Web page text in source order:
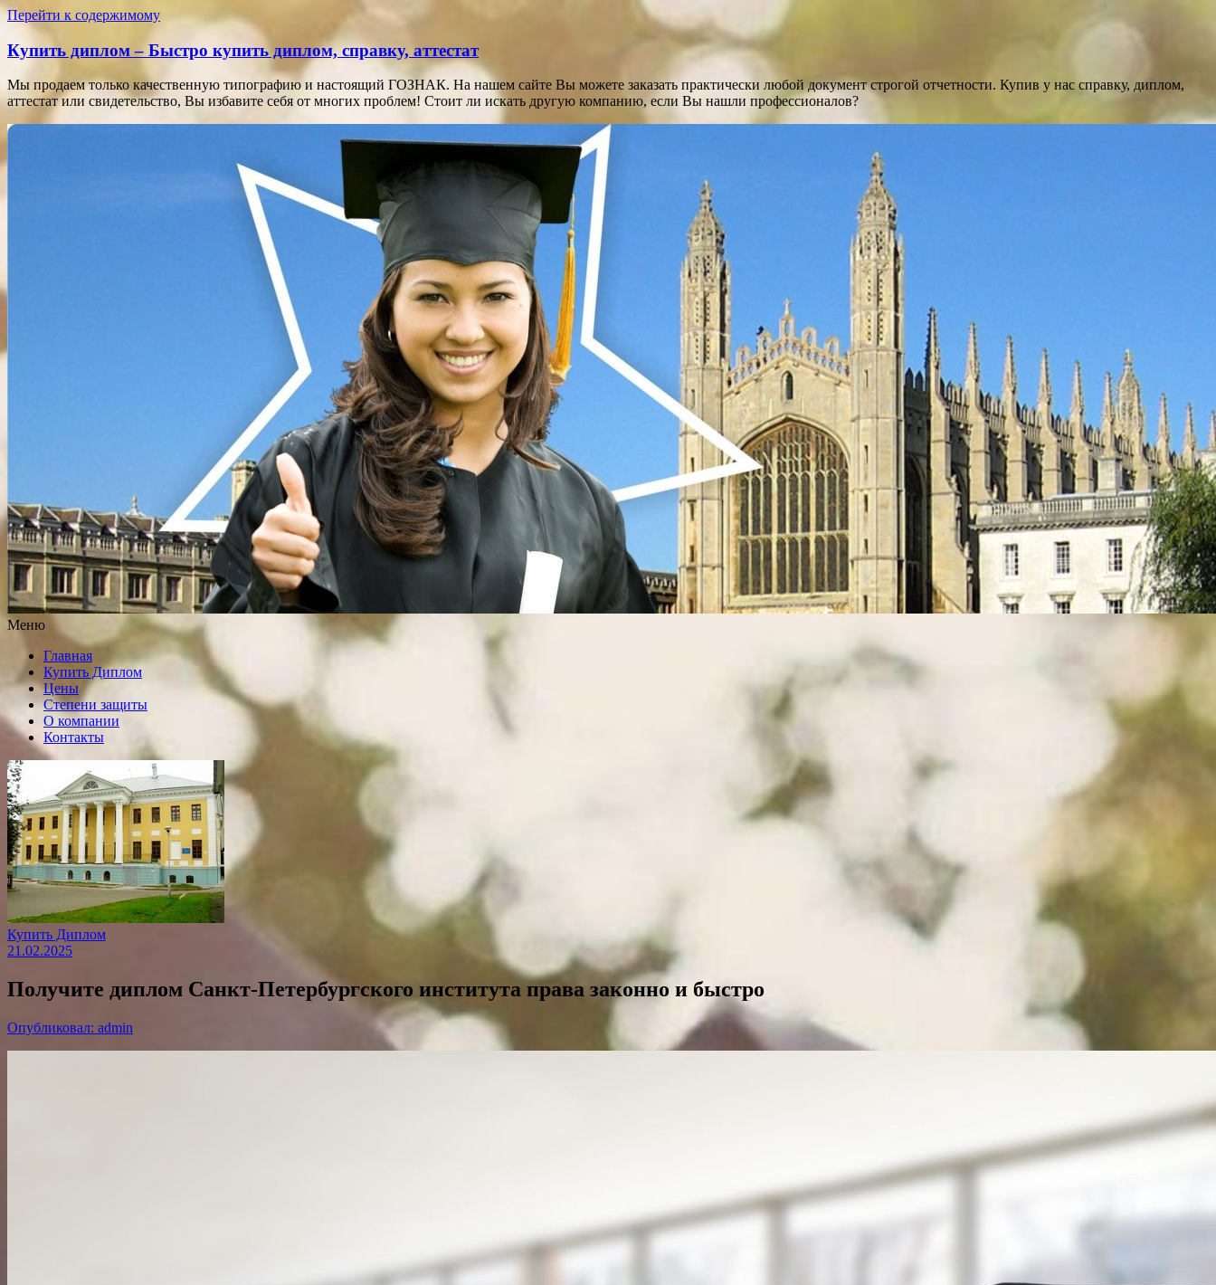
Перейти к содержимому
Купить диплом – Быстро купить диплом, справку, аттестат
Мы продаем только качественную типографию и настоящий ГОЗНАК. На нашем сайте Вы можете заказать практически любой документ строгой отчетности. Купив у нас справку, диплом,
аттестат или свидетельство, Вы избавите себя от многих проблем! Стоит ли искать другую компанию, если Вы нашли профессионалов?
Меню
Главная
Купить Диплом
Цены
Степени защиты
О компании
Контакты
Купить Диплом
21.02.2025
Получите диплом Санкт-Петербургского института права законно и быстро
Опубликовал: admin